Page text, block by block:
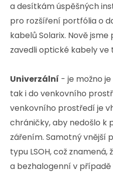
a desítkám úspěšných
pro rozšíření portfólia o
kabelů Solarix. Nově
zavedli optické kabely
Univerzální - je možno
tak i do venkovního
venkovního prostředí je
chráničky, aby nedošlo k
zářením. Samotný vnější
typu LSOH, což
a bezhalogenní v případě